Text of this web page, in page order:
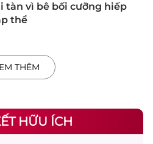
tàn vì bê bối cưỡng hiếp
thể
THÊM
HỮU ÍCH